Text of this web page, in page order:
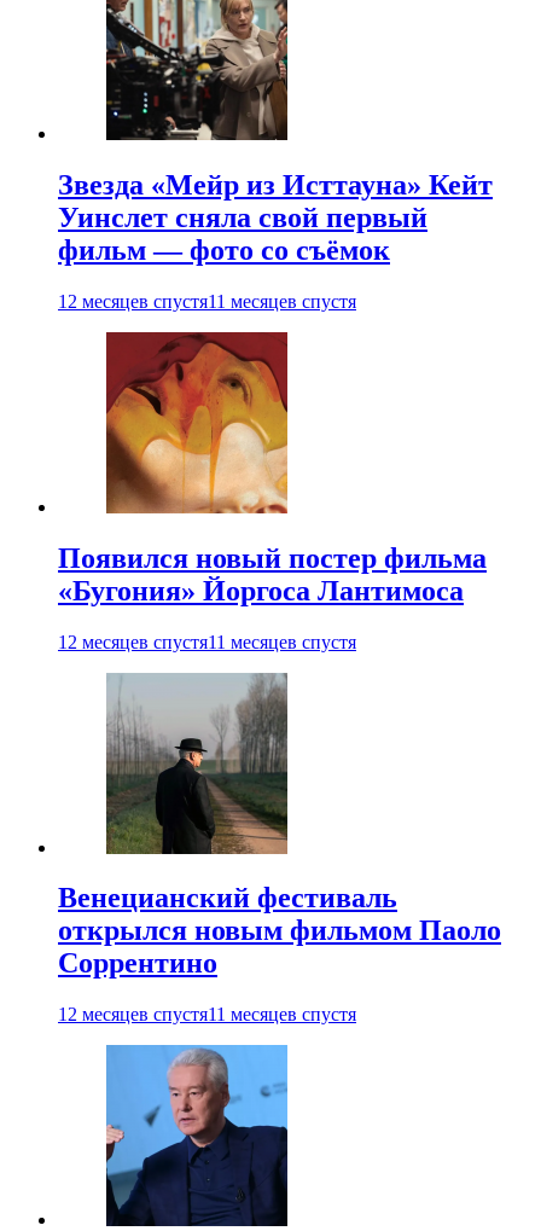
Звезда «Мейр из Исттауна» Кейт
Уинслет сняла свой первый
фильм — фото со съёмок
12 месяцев спустя11 месяцев спустя
Появился новый постер фильма
«Бугония» Йоргоса Лантимоса
12 месяцев спустя11 месяцев спустя
Венецианский фестиваль
открылся новым фильмом Паоло
Соррентино
12 месяцев спустя11 месяцев спустя